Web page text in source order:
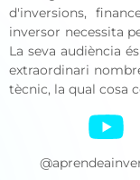
d'inversions,
inversor necessita
La seva audiència
extraordinari
tècnic, la qual cosa